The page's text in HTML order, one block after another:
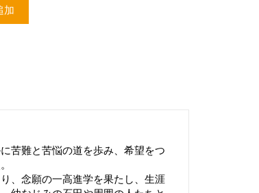
加
苦難と苦悩の道を歩み、希望をつ
、念願の一高進学を果たし、生涯